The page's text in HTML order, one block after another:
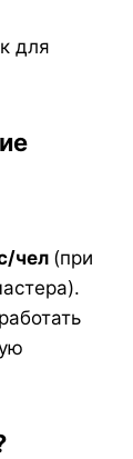
для
чел (при